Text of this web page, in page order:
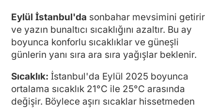
Eylül İstanbul'da sonbahar mevsimini getirir
ve yazın bunaltıcı sıcaklığını azaltır. Bu ay
boyunca konforlu sıcaklıklar ve güneşli
günlerin yanı sıra ara sıra yağışlar beklenir.
Sıcaklık: İstanbul'da Eylül 2025 boyunca
ortalama sıcaklık 21°C ile 25°C arasında
değişir. Böylece aşırı sıcaklar hissetmeden